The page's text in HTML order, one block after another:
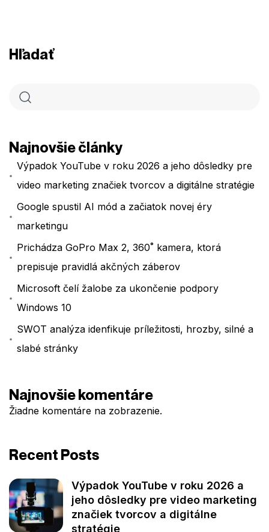
Hľadať
Najnovšie články
Výpadok YouTube v roku 2026 a jeho dôsledky pre
video marketing značiek tvorcov a digitálne stratégie
Google spustil AI mód a začiatok novej éry
marketingu
Prichádza GoPro Max 2, 360˚ kamera, ktorá
prepisuje pravidlá akčných záberov
Microsoft čelí žalobe za ukončenie podpory
Windows 10
SWOT analýza idenfikuje príležitosti, hrozby, silné a
slabé stránky
Najnovšie komentáre
Žiadne komentáre na zobrazenie.
Recent Posts
Výpadok YouTube v roku 2026 a
jeho dôsledky pre video marketing
značiek tvorcov a digitálne
stratégie